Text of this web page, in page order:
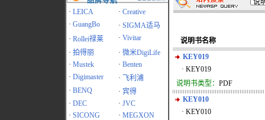
· LEICA · Creative
· GuangBo · SIGMA适马
· Rollei禄莱 · Vivitar
· 拍得丽 · 微米DigiLife
· Mustek · Benten
· Digimaster ·
飞利浦
· BENQ · 宾得
· DEC · JVC
· SICONG · MEGXON
说明书名称
KEY019
· KEY019
说明书类型： PDF
KEY010
· KEY010